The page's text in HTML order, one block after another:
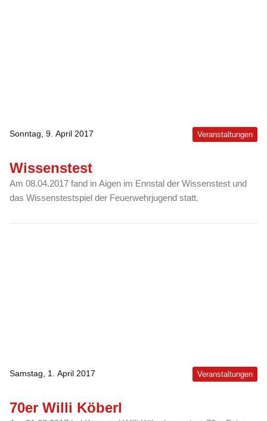
Sonntag, 9. April 2017 Veranstaltungen
Wissenstest
Am 08.04.2017 fand in Aigen im Ennstal der Wissenstest und
das Wissenstestspiel der Feuerwehrjugend statt.
Samstag, 1. April 2017 Veranstaltungen
70er Willi Köberl